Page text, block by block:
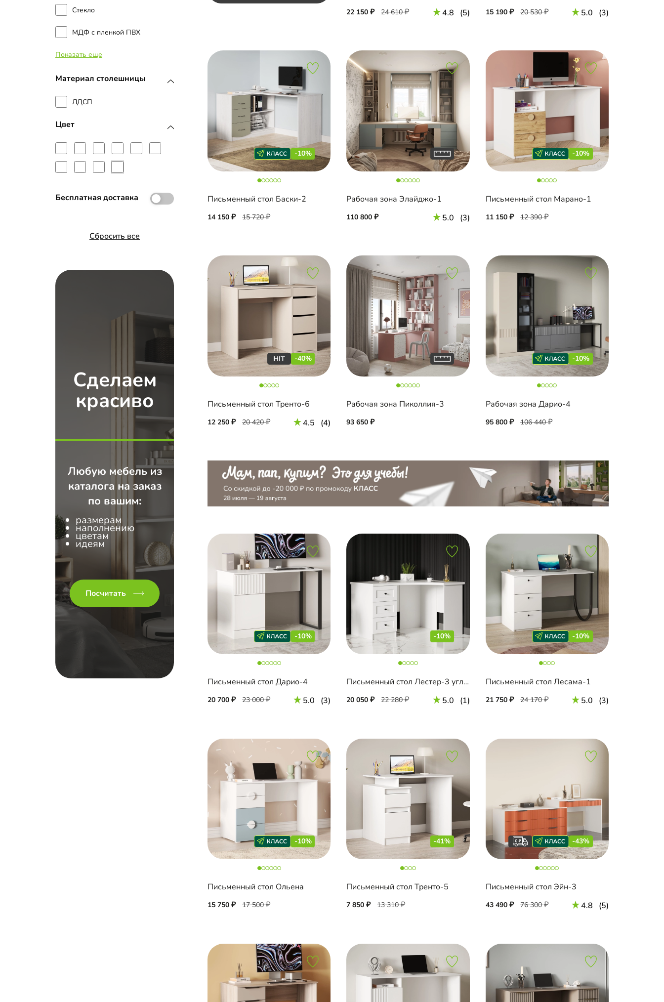
Стекло
МДФ с пленкой ПВХ
МДФ с эмалью
Рамка МДФ
Стекло с пленкой Oracal
Показать еще
Материал столешницы
ЛДСП
Цвет
Бесплатная доставка
Сбросить все
Сделаем
красиво
Любую мебель из
каталога на заказ
по вашим:
размерам
наполнению
цветам
идеям
Посчитать
22 150 24 610 4.8 (5) 15 190 20 530 5.0 (3)
-10%
Письменный стол Баски-2
14 150 15 720
Рабочая зона Элайджо-1
110 800 5.0 (3)
-10%
Письменный стол Марано-1
11 150 12 390
-40%
Письменный стол Тренто-6
12 250 20 420 4.5 (4)
Рабочая зона Пиколлия-3
93 650
-10%
Рабочая зона Дарио-4
95 800 106 440
-10%
Письменный стол Дарио-4
20 700 23 000 5.0 (3)
-10%
Письменный стол Лестер-3 угловой
20 050 22 280 5.0 (1)
-10%
Письменный стол Лесама-1
21 750 24 170 5.0 (3)
-10%
Письменный стол Ольена
15 750 17 500
-41%
Письменный стол Тренто-5
7 850 13 310
-43%
Письменный стол Эйн-3
43 490 76 300 4.8 (5)